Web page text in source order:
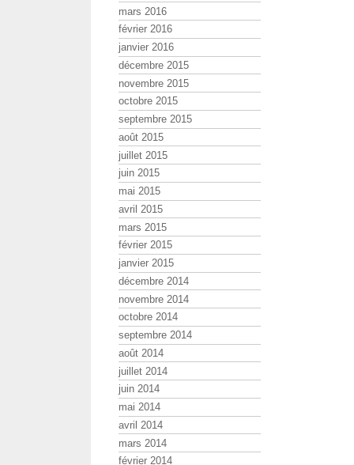
mars 2016
février 2016
janvier 2016
décembre 2015
novembre 2015
octobre 2015
septembre 2015
août 2015
juillet 2015
juin 2015
mai 2015
avril 2015
mars 2015
février 2015
janvier 2015
décembre 2014
novembre 2014
octobre 2014
septembre 2014
août 2014
juillet 2014
juin 2014
mai 2014
avril 2014
mars 2014
février 2014